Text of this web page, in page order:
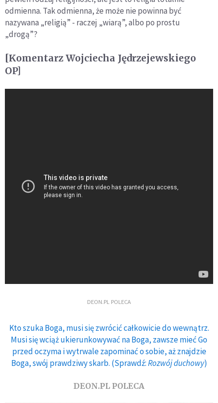
odmienna. Tak odmienna, że może nie powinna być
nazywana „religią” - raczej „wiarą”, albo po prostu
„drogą”?
[Komentarz Wojciecha Jędrzejewskiego
OP]
DEON.PL POLECA
Kto szuka Boga, musi się zwrócić całkowicie do wewnątrz.
Musi się wciąż ukierunkowywać na Boga, zawsze mieć Go
przed oczyma i wytrwale zapominać o sobie, aż znajdzie
Boga, swój prawdziwy skarb. (Sprawdź:Rozwój duchowy)
DEON.PL POLECA